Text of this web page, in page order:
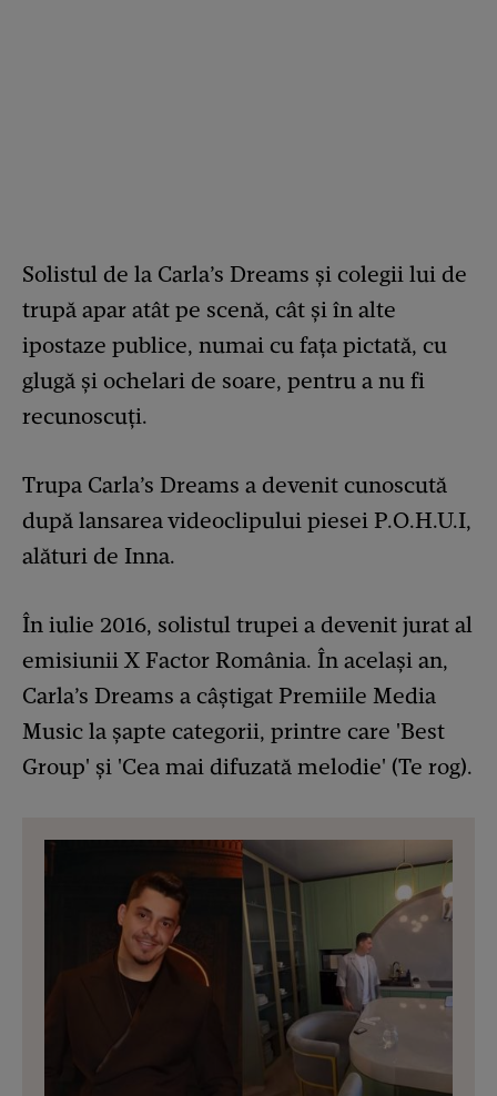
Solistul de la Carla’s Dreams și colegii lui de
trupă apar atât pe scenă, cât și în alte
ipostaze publice, numai cu fața pictată, cu
glugă și ochelari de soare, pentru a nu fi
recunoscuți.
Trupa Carla’s Dreams a devenit cunoscută
după lansarea videoclipului piesei P.O.H.U.I,
alături de Inna.
În iulie 2016, solistul trupei a devenit jurat al
emisiunii X Factor România. În același an,
Carla’s Dreams a câștigat Premiile Media
Music la șapte categorii, printre care 'Best
Group' și 'Cea mai difuzată melodie' (Te rog).